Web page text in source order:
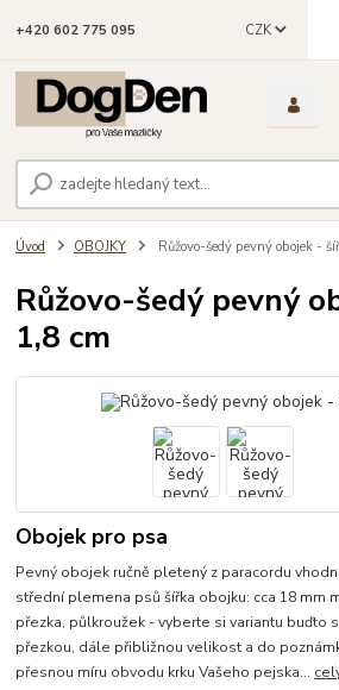
CZK
+420 602 775 095
Úvod OBOJKY Růžovo-šedý pevný obojek -
Růžovo-šedý pevný
1,8 cm
Obojek pro psa
Pevný obojek ručně pletený z paracordu
střední plemena psů šířka obojku: cca 18 mm
přezka, půlkroužek - vyberte si variantu buďto
přezkou, dále přibližnou velikost a do
přesnou míru obvodu krku Vašeho pejska...